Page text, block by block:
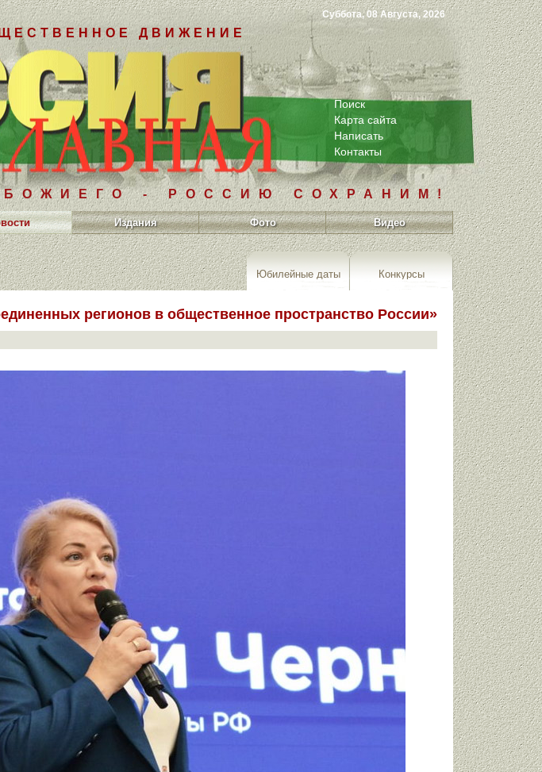
Суббота, 08 Августа, 2026
ДВИЖЕНИЕ
Поиск
Карта сайта
Написать
Контакты
- РОССИЮ СОХРАНИМ!
Издания Фото Видео
Юбилейные даты Конкурсы
регионов в общественное пространство России»